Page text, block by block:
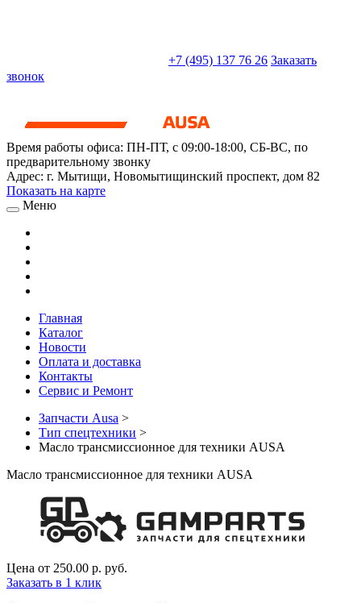
+7 (495) 137 76 26 Заказать
звонок
Время работы офиса: ПН-ПТ, с 09:00-18:00, СБ-ВС, по
предварительному звонку
Адрес: г. Мытищи, Новомытищинский проспект, дом 82
Показать на карте
Меню
Главная
Каталог
Новости
Оплата и доставка
Контакты
Сервис и Ремонт
Запчасти Ausa >
Тип спецтехники >
Масло трансмиссионное для техники AUSA
Масло трансмиссионное для техники AUSA
Цена от 250.00 р. руб.
Заказать в 1 клик